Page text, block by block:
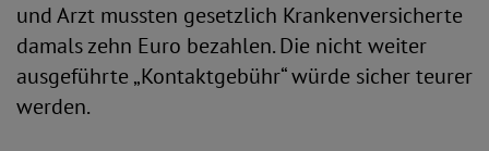
und Arzt mussten gesetzlich Krankenversicherte
damals zehn Euro bezahlen. Die nicht weiter
ausgeführte „Kontaktgebühr“ würde sicher teurer
werden.